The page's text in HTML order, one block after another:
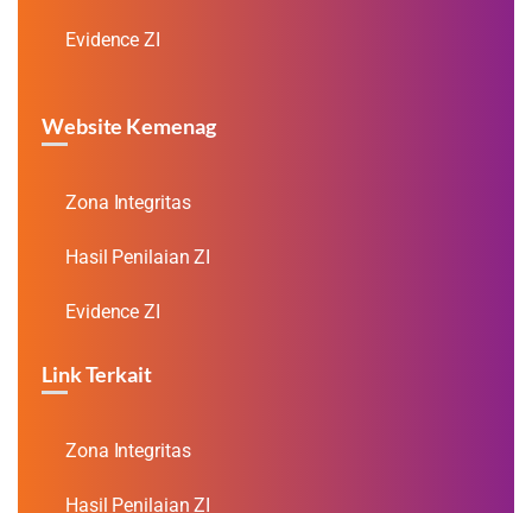
Evidence ZI
Website Kemenag
Zona Integritas
Hasil Penilaian ZI
Evidence ZI
Link Terkait
Zona Integritas
Hasil Penilaian ZI